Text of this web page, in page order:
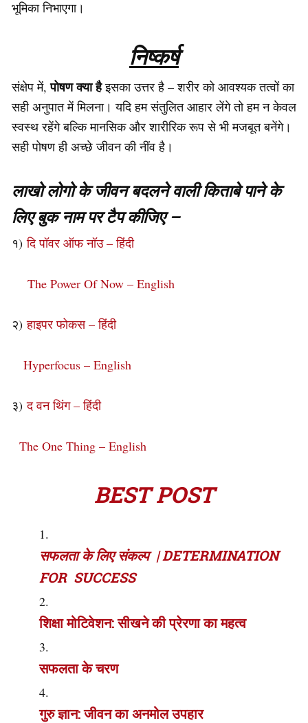
भूमिका निभाएगा।
निष्कर्ष
संक्षेप में,पोषण क्या हैइसका उत्तर है – शरीर को आवश्यक तत्वों का
सही अनुपात में मिलना। यदि हम संतुलित आहार लेंगे तो हम न केवल
स्वस्थ रहेंगे बल्कि मानसिक और शारीरिक रूप से भी मजबूत बनेंगे।
सही पोषण ही अच्छे जीवन की नींव है।
लाखो लोगो के जीवन बदलने वाली किताबे पाने के
लिए बुक नाम पर टैप कीजिए –
१)दि पॉवर ऑफ नॉउ – हिंदी
The Power Of Now – English
२)हाइपर फोकस – हिंदी
Hyperfocus – English
३)द वन थिंग – हिंदी
The One Thing – English
BEST POST
सफलता के लिए संकल्प | DETERMINATION
FOR SUCCESS
शिक्षा मोटिवेशन: सीखने की प्रेरणा का महत्व
सफलता के चरण
गुरु ज्ञान: जीवन का अनमोल उपहार